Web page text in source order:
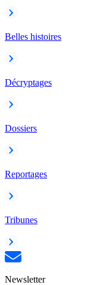
Belles histoires
Décryptages
Dossiers
Reportages
Tribunes
Newsletter